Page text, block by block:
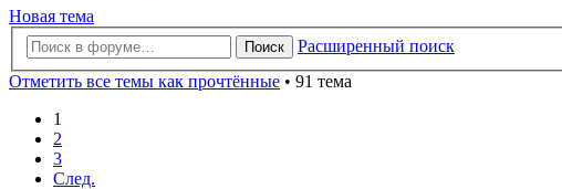
Новая тема
Поиск
Расширенный поиск
Отметить все темы как прочтённые • 91 тема
1
2
3
След.